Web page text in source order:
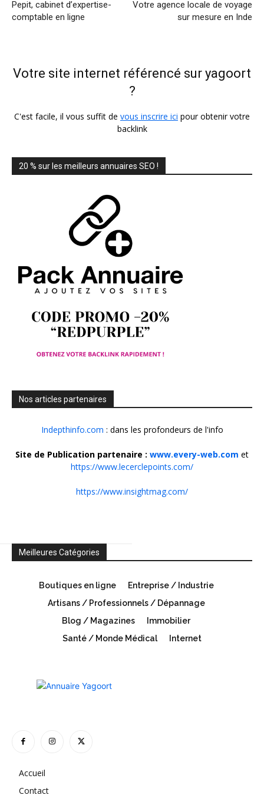
Pepit, cabinet d’expertise-
comptable en ligne
Votre agence locale de voyage
sur mesure en Inde
Votre site internet référencé sur yagoort
?
C'est facile, il vous suffit de vous inscrire ici pour obtenir votre
backlink
20 % sur les meilleurs annuaires SEO !
Nos articles partenaires
Indepthinfo.com : dans les profondeurs de l'info
Site de Publication partenaire : www.every-web.com et
https://www.lecerclepoints.com/
https://www.insightmag.com/
Meilleures Catégories
Boutiques en ligne
Entreprise / Industrie
Artisans / Professionnels / Dépannage
Blog / Magazines
Immobilier
Santé / Monde Médical
Internet
Accueil
Contact